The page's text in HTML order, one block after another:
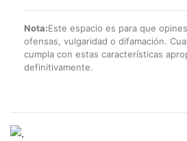
Nota:Este espacio es para que
ofensas, vulgaridad o difamación.
cumpla con estas características
definitivamente.